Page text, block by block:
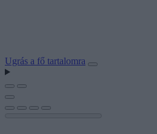
Ugrás a fő tartalomra